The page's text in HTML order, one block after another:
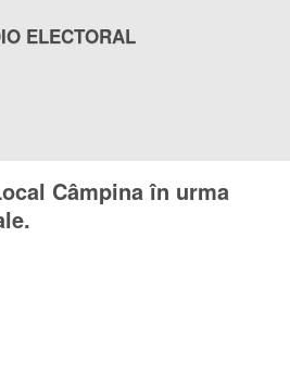
ELECTORAL
Câmpina în urma